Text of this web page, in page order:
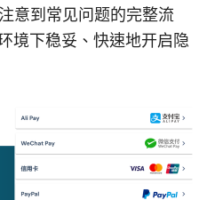
意到常见问题的完整流
境下稳妥、快速地开启隐